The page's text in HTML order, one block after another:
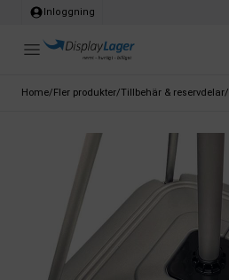
Inloggning
Home/Fler produkter/Tillbehär & reservdelar/